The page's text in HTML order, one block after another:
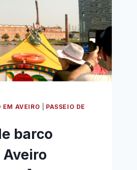
EM AVEIRO
PASSEIO DE
barco